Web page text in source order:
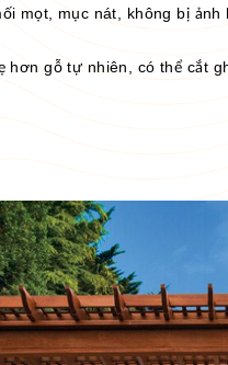
mọt, mục nát, không bị
hơn gỗ tự nhiên, có thể cắt